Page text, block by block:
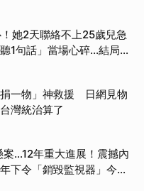
她2天聯絡不上25歲兒急
1句話」當場心碎...結局看
一物」神救援 日網見物
灣統治算了
...12年重大進展！震撼內
下令「銷毀監視器」今遭